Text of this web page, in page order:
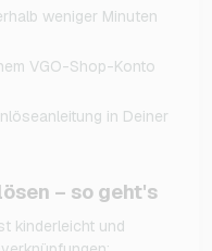
weniger Minuten
VGO-Shop-Konto
in Deiner
– so geht's
kinderleicht und